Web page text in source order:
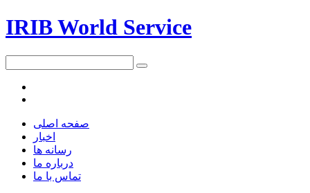
IRIB World Service
صفحه اصلی
اخبار
رسانه ها
درباره ما
تماس با ما